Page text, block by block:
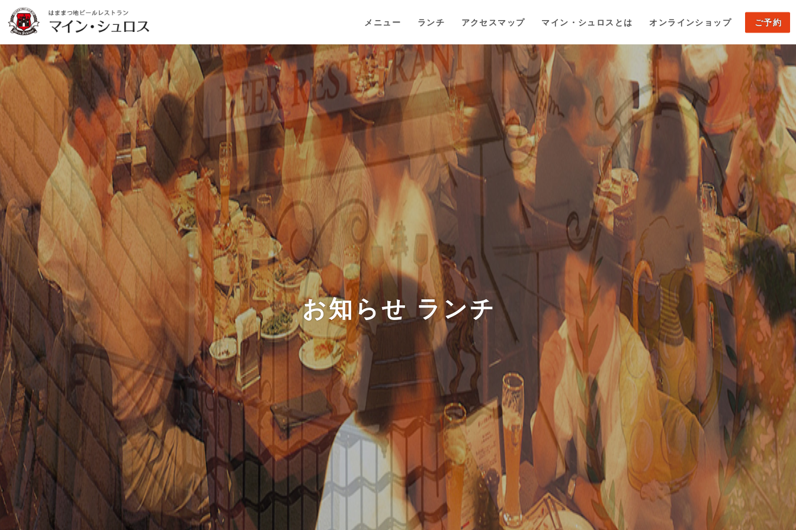
メニュー ランチ アクセスマップ マイン・シュロスとは オンラインショップ ご予約
お知らせ ランチ